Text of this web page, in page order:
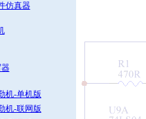
仿真器
器
机-单机版
机-联网版